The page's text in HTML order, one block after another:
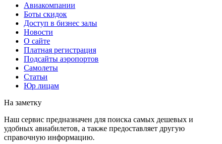
Авиакомпании
Боты скидок
Доступ в бизнес залы
Новости
О сайте
Платная регистрация
Подсайты аэропортов
Самолеты
Статьи
Юр лицам
На заметку
Наш сервис предназначен для поиска самых дешевых и
удобных авиабилетов, а также предоставляет другую
справочную информацию.